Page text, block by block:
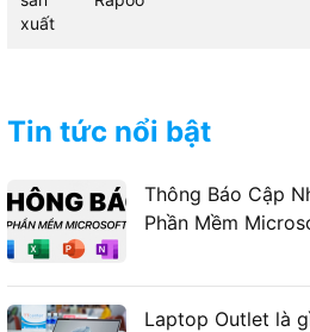
xuất
Tin tức nổi bật
Thông Báo Cập
Phần Mềm
Laptop Outlet là